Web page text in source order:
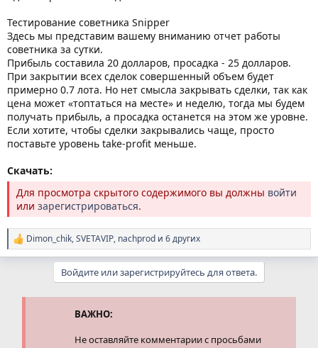
Тестирование советника Snipper
Здесь мы представим вашему вниманию отчет работы
советника за сутки.
Прибыль составила 20 долларов, просадка - 25 долларов.
При закрытии всех сделок совершенный объем будет
примерно 0.7 лота. Но нет смысла закрывать сделки, так как
цена может «топтаться на месте» и неделю, тогда мы будем
получать прибыль, а просадка останется на этом же уровне.
Если хотите, чтобы сделки закрывались чаще, просто
поставьте уровень take-profit меньше.
Скачать:
Для просмотра скрытого содержимого вы должны войти
или зарегистрироваться.
Р
е
Dimon_chik,SVETAVIP, nachprod и 6 других
Войдите или зарегистрируйтесь для ответа.
ВАЖНО:
Не оставляйте комментарии с просьбами